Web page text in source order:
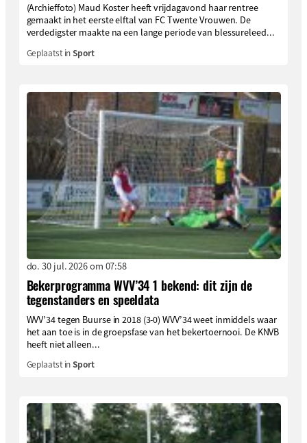
(Archieffoto) Maud Koster heeft vrijdagavond haar rentree
gemaakt in het eerste elftal van FC Twente Vrouwen. De
verdedigster maakte na een lange periode van blessureleed...
Geplaatst inSport
do. 30 jul. 2026 om 07:58
Bekerprogramma WVV’34 1 bekend: dit zijn de
tegenstanders en speeldata
WVV’34 tegen Buurse in 2018 (3-0) WVV’34 weet inmiddels waar
het aan toe is in de groepsfase van het bekertoernooi. De KNVB
heeft niet alleen...
Geplaatst inSport